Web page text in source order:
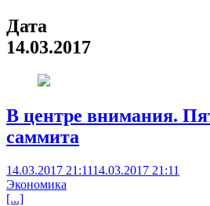
Дата
14.03.2017
В центре внимания.
саммита
14.03.2017 21:1114.03.2017 21:11
Экономика
[...]